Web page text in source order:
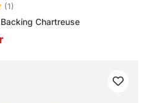
(1)
Backing Chartreuse